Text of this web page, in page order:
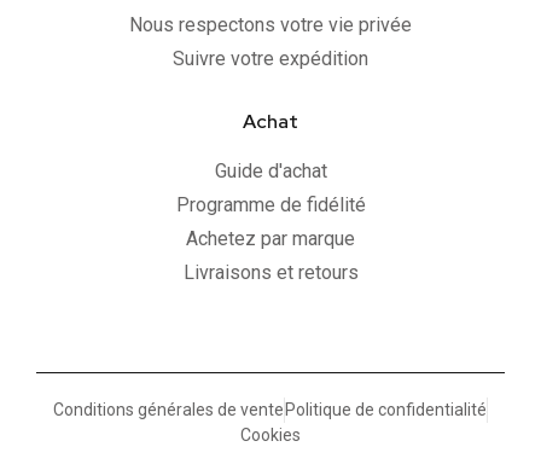
Nous respectons votre vie privée
Suivre votre expédition
Achat
Guide d'achat
Programme de fidélité
Achetez par marque
Livraisons et retours
Conditions générales de vente Politique de confidentialité
Cookies